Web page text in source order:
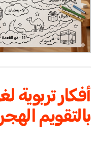
أفكار تربوية
بالتقويم